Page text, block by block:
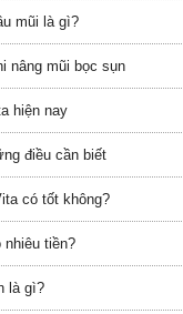
mũi là gì?
nâng mũi bọc sụn
hiện nay
điều cần biết
có tốt không?
nhiêu tiền?
là gì?